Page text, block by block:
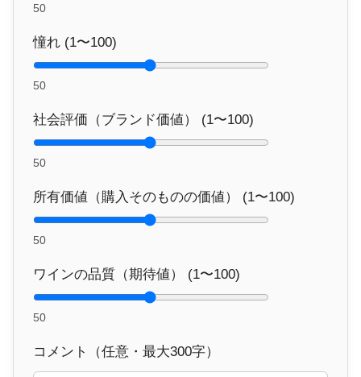
50
憧れ (1〜100)
50
社会評価（ブランド価値） (1〜100)
50
所有価値（購入そのものの価値） (1〜100)
50
ワインの品質（期待値） (1〜100)
50
コメント（任意・最大300字）